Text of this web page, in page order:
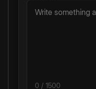
0 / 1500